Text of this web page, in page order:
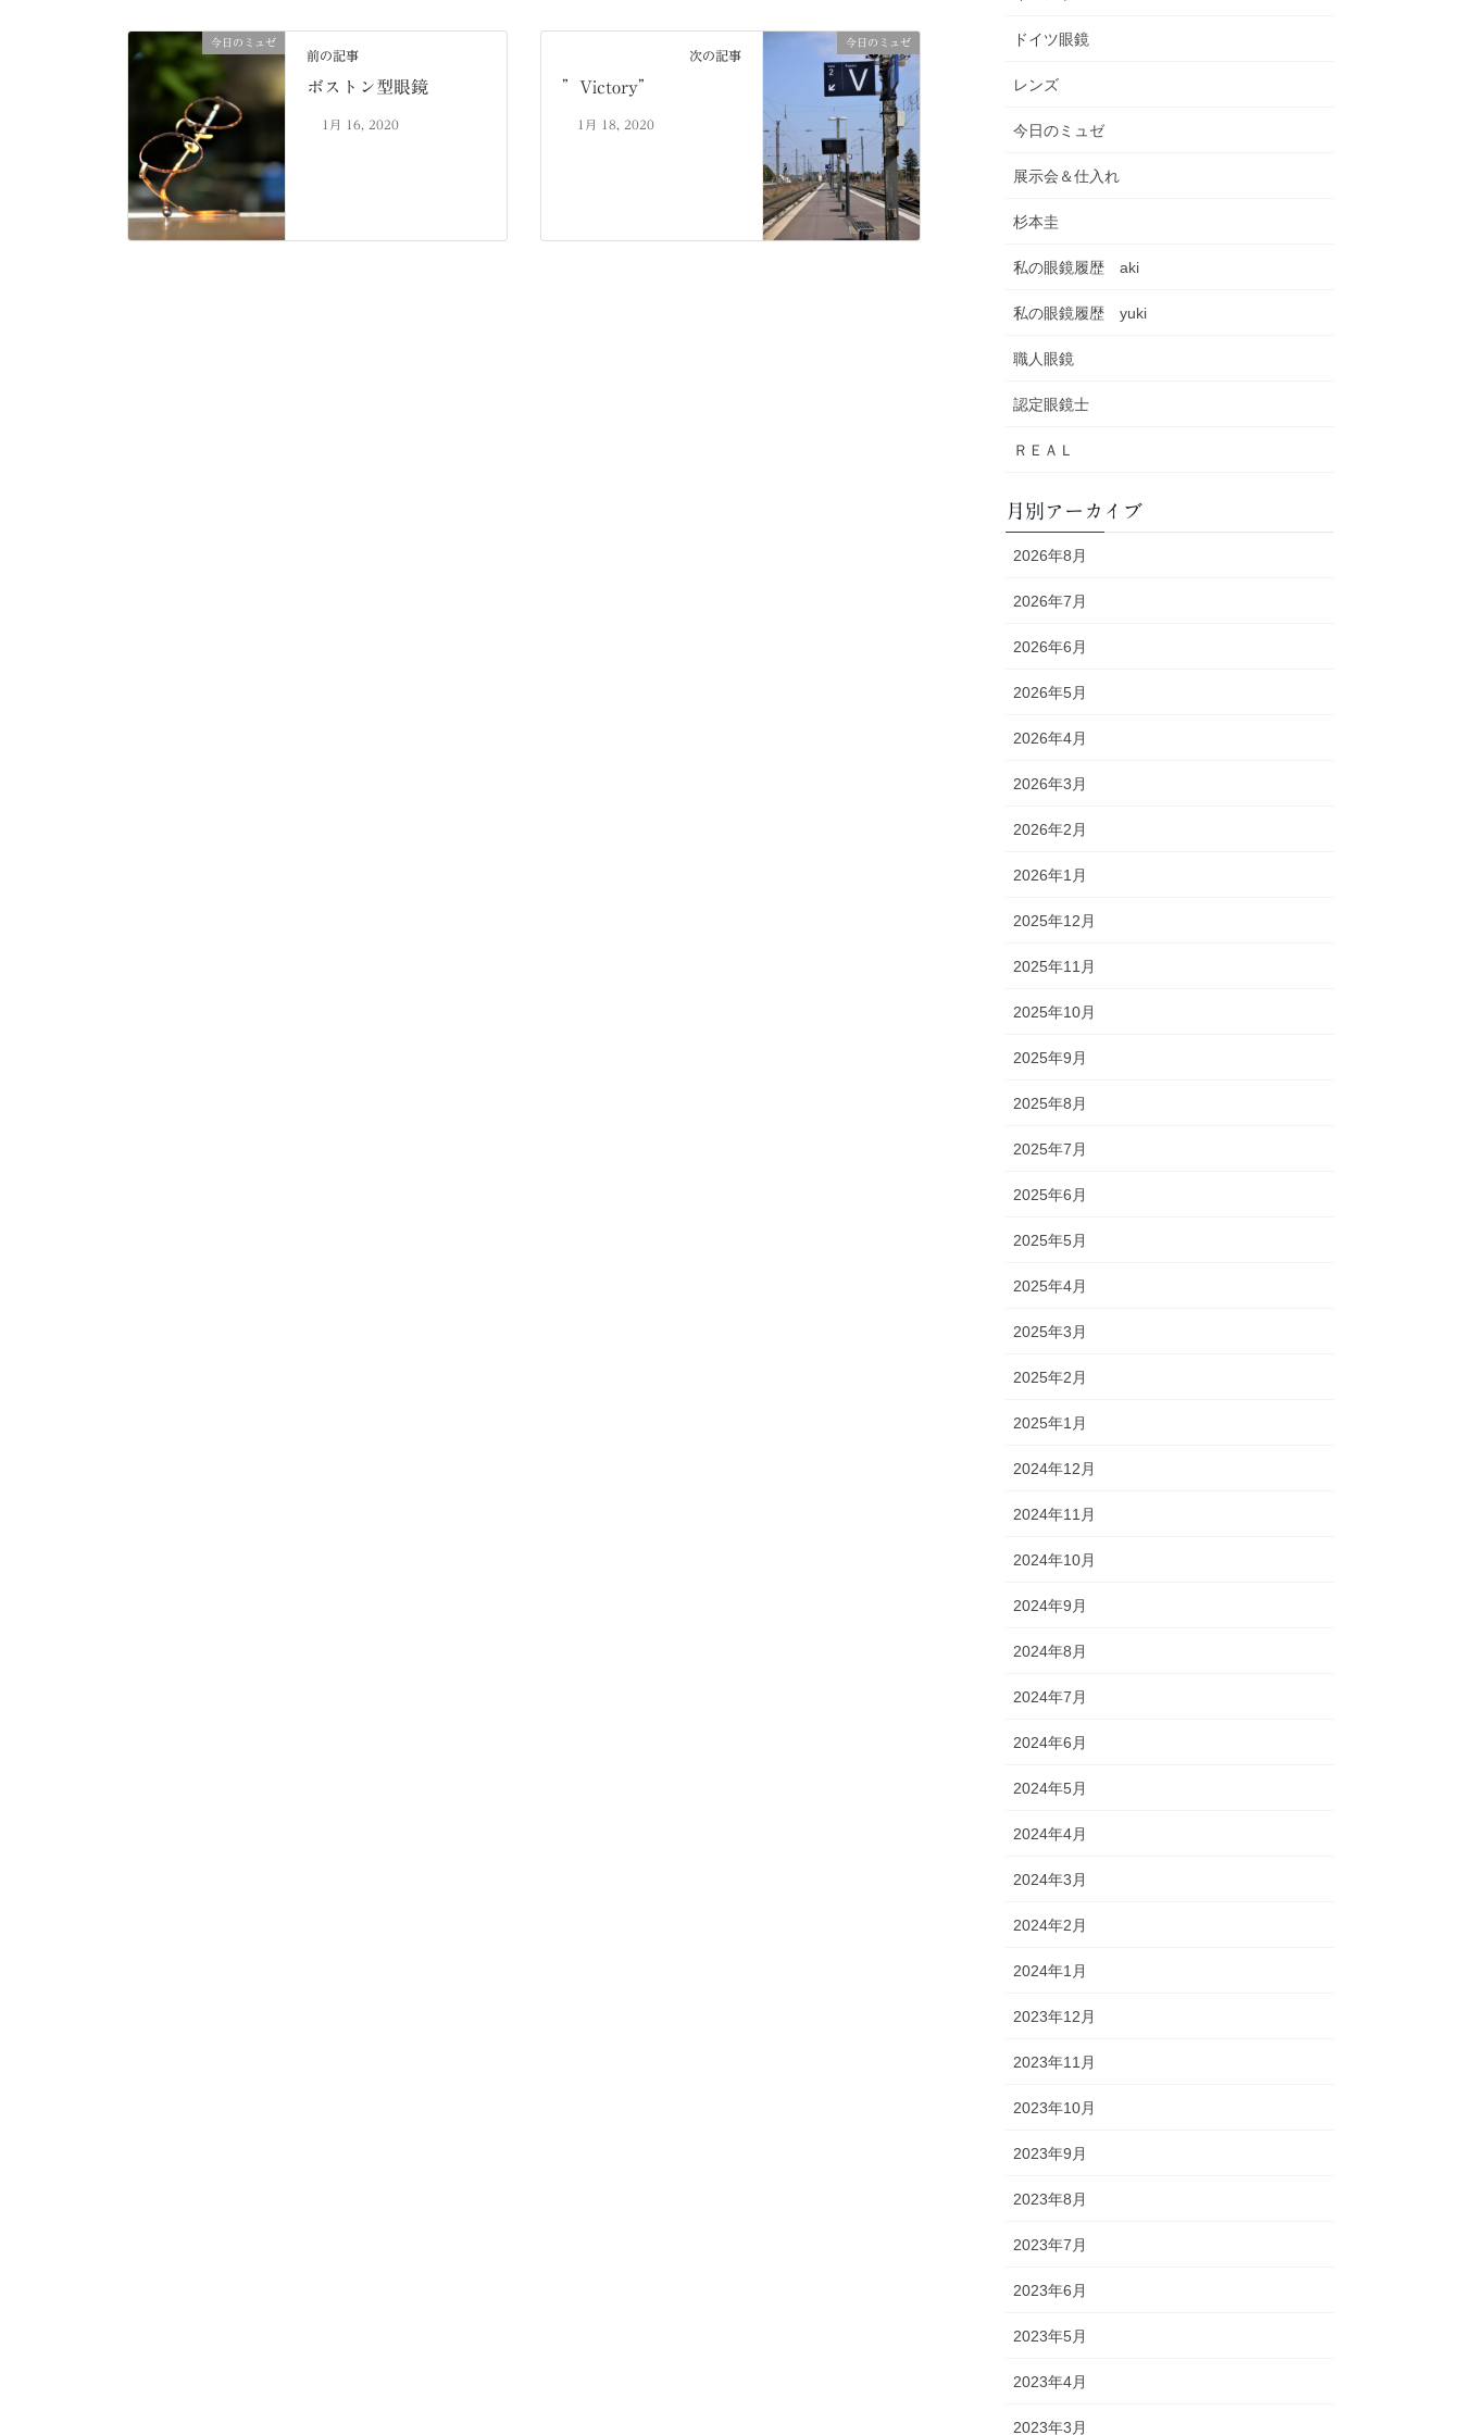
今日のミュゼ
前の記事
ボストン型眼鏡
1月 16, 2020
今日のミュゼ
次の記事
”Victory”
1月 18, 2020
ドイツ眼鏡
レンズ
今日のミュゼ
展示会＆仕入れ
杉本圭
私の眼鏡履歴 aki
私の眼鏡履歴 yuki
職人眼鏡
認定眼鏡士
ＲＥＡＬ
月別アーカイブ
2026年8月
2026年7月
2026年6月
2026年5月
2026年4月
2026年3月
2026年2月
2026年1月
2025年12月
2025年11月
2025年10月
2025年9月
2025年8月
2025年7月
2025年6月
2025年5月
2025年4月
2025年3月
2025年2月
2025年1月
2024年12月
2024年11月
2024年10月
2024年9月
2024年8月
2024年7月
2024年6月
2024年5月
2024年4月
2024年3月
2024年2月
2024年1月
2023年12月
2023年11月
2023年10月
2023年9月
2023年8月
2023年7月
2023年6月
2023年5月
2023年4月
2023年3月